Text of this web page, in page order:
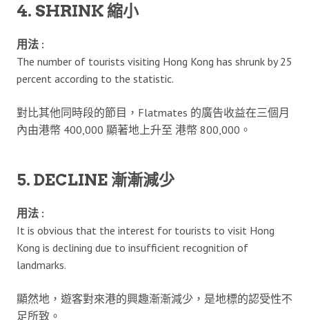
4. SHRINK 縮小
用法 :
The number of tourists visiting Hong Kong has shrunk by 25
percent according to the statistic.
對比其他同時段的節目，Flatmates 的廣告收益在三個月
內由港幣 400,000 顯著地上升至 港幣 800,000。
5. DECLINE 漸漸減少
用法 :
It is obvious that the interest for tourists to visit Hong
Kong is declining due to insufficient recognition of
landmarks.
顯然地，遊客對來港的興趣漸漸減少，是地標的認受性不
足所致。